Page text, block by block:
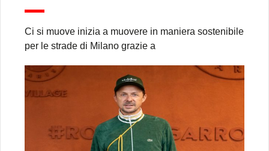
Ci si muove inizia a muovere in maniera sostenibile
per le strade di Milano grazie a